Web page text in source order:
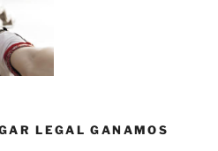
LEGAL GANAMOS